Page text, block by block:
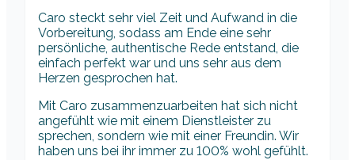
Caro steckt sehr viel Zeit und Aufwand in die
Vorbereitung, sodass am Ende eine sehr
persönliche, authentische Rede entstand, die
einfach perfekt war und uns sehr aus dem
Herzen gesprochen hat.
Mit Caro zusammenzuarbeiten hat sich nicht
angefühlt wie mit einem Dienstleister zu
sprechen, sondern wie mit einer Freundin. Wir
haben uns bei ihr immer zu 100% wohl gefühlt.